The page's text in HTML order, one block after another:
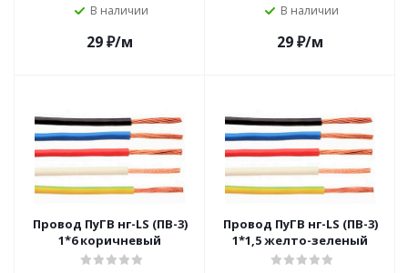
В наличии
29₽/м
В наличии
29₽/м
Провод ПуГВ нг-LS (ПВ-3)
1*6 коричневый
Провод ПуГВ нг-LS (ПВ-3)
1*1,5 желто-зеленый